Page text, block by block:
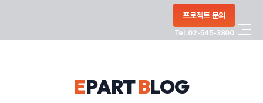
프로젝트 문의
Tel. 02-545-3800
EPARTBLOG